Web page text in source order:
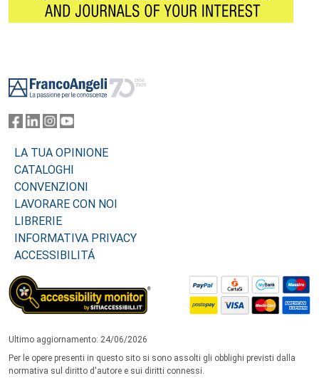
LA TUA OPINIONE
CATALOGHI
CONVENZIONI
LAVORARE CON NOI
LIBRERIE
INFORMATIVA PRIVACY
ACCESSIBILITÁ
Ultimo aggiornamento: 24/06/2026
Per le opere presenti in questo sito si sono assolti gli obblighi previsti dalla
normativa sul diritto d'autore e sui diritti connessi.